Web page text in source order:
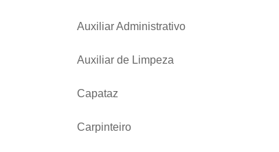
Auxiliar Administrativo
Auxiliar de Limpeza
Capataz
Carpinteiro